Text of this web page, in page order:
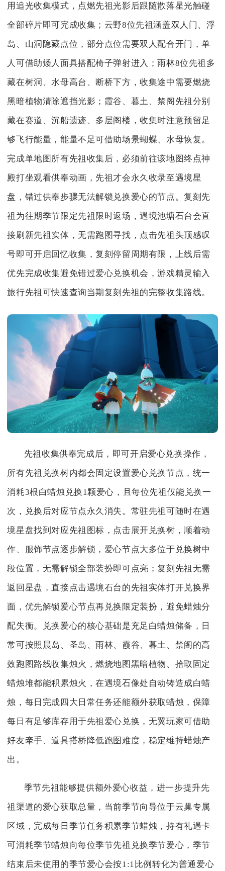
用追光收集模式，点燃先祖光影后跟随散落星光触碰
全部碎片即可完成收集；云野8位先祖涵盖双人门、浮
岛、山洞隐藏点位，部分点位需要双人配合开门，单
人可借助矮人面具搭配椅子弹射进入；雨林8位先祖多
藏在树洞、水母高台、断桥下方，收集途中需要燃烧
黑暗植物清除遮挡光影；霞谷、暮土、禁阁先祖分别
藏在赛道、沉船遗迹、多层阁楼，收集时注意预留足
够飞行能量，能量不足可借助场景蝴蝶、水母恢复。
完成单地图所有先祖收集后，必须前往该地图终点神
殿打坐观看供奉动画，先祖才会永久收录至遇境星
盘，错过供奉步骤无法解锁兑换爱心的节点。复刻先
祖为往期季节限定先祖限时返场，遇境池塘石台会直
接刷新先祖实体，无需跑图寻找，点击先祖头顶感叹
号即可开启回忆收集，复刻停留周期有限，上线后需
优先完成收集避免错过爱心兑换机会，游戏精灵输入
旅行先祖可快速查询当期复刻先祖的完整收集路线。
先祖收集供奉完成后，即可开启爱心兑换操作，
所有先祖兑换树内都会固定设置爱心兑换节点，统一
消耗3根白蜡烛兑换1颗爱心，且每位先祖仅能兑换一
次，兑换后对应节点永久消失。常驻先祖可随时在遇
境星盘找到对应先祖图标，点击展开兑换树，顺着动
作、服饰节点逐步解锁，爱心节点大多位于兑换树中
段位置，无需解锁全部装扮即可点亮；复刻先祖无需
返回星盘，直接点击遇境石台的先祖实体打开兑换界
面，优先解锁爱心节点再兑换限定装扮，避免蜡烛分
配失衡。兑换爱心的核心基础是充足白蜡烛储备，日
常可按照晨岛、圣岛、雨林、霞谷、暮土、禁阁的高
效跑图路线收集烛火，燃烧地图黑暗植物、拾取固定
蜡烛堆都能积累烛火，在遇境石像处自动铸造成白蜡
烛，每日完成四大日常任务还能额外获取蜡烛，保障
每日有足够库存用于先祖爱心兑换，无翼玩家可借助
好友牵手、道具搭桥降低跑图难度，稳定维持蜡烛产
出。
季节先祖能够提供额外爱心收益，进一步提升先
祖渠道的爱心获取总量，当前季节向导位于云巢专属
区域，完成每日季节任务积累季节蜡烛，持有礼遇卡
可消耗季节蜡烛向每位季节先祖兑换季节爱心，季节
结束后未使用的季节爱心会按1:1比例转化为普通爱心